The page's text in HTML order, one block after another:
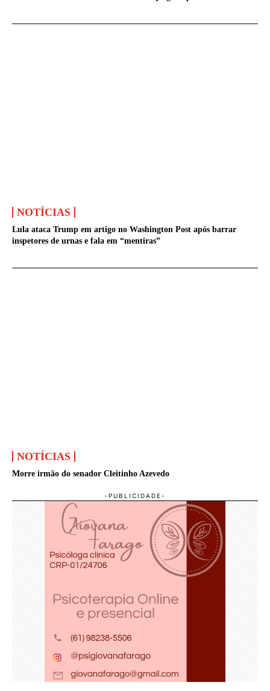
NOTÍCIAS
Lula ataca Trump em artigo no Washington Post após barrar
inspetores de urnas e fala em “mentiras”
NOTÍCIAS
Morre irmão do senador Cleitinho Azevedo